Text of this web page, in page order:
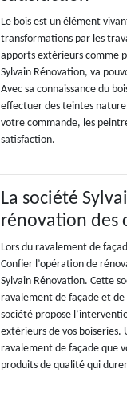
Le bois est un élément
transformations par les
apports extérieurs comme
Sylvain Rénovation, va
Avec sa connaissance du
effectuer des teintes
votre commande, les
satisfaction.
La société
rénovation des
Lors du ravalement de
Confier l’opération de
Sylvain Rénovation. Cette
ravalement de façade et
société propose
extérieurs de vos
ravalement de façade que
produits de qualité qui